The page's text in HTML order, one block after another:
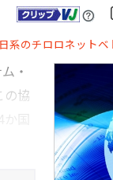
系のチロロネットベ
・
の協